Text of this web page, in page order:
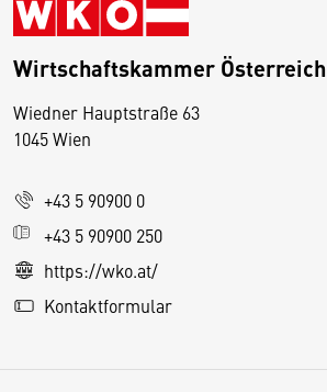
Wirtschaftskammer Österreich
Wiedner Hauptstraße 63
1045 Wien
+43 5 90900 0
+43 5 90900 250
https://wko.at/
Kontaktformular
D
s
e
S
e